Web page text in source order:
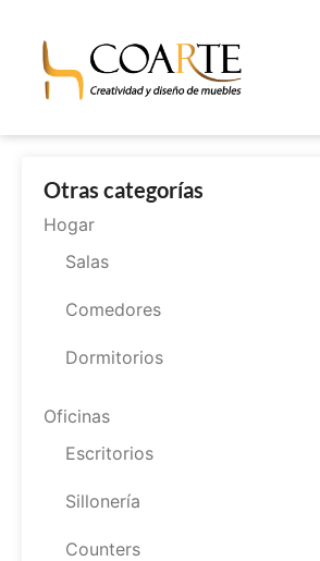
Otras categorías
Hogar
Salas
Comedores
Dormitorios
Oficinas
Escritorios
Sillonería
Counters